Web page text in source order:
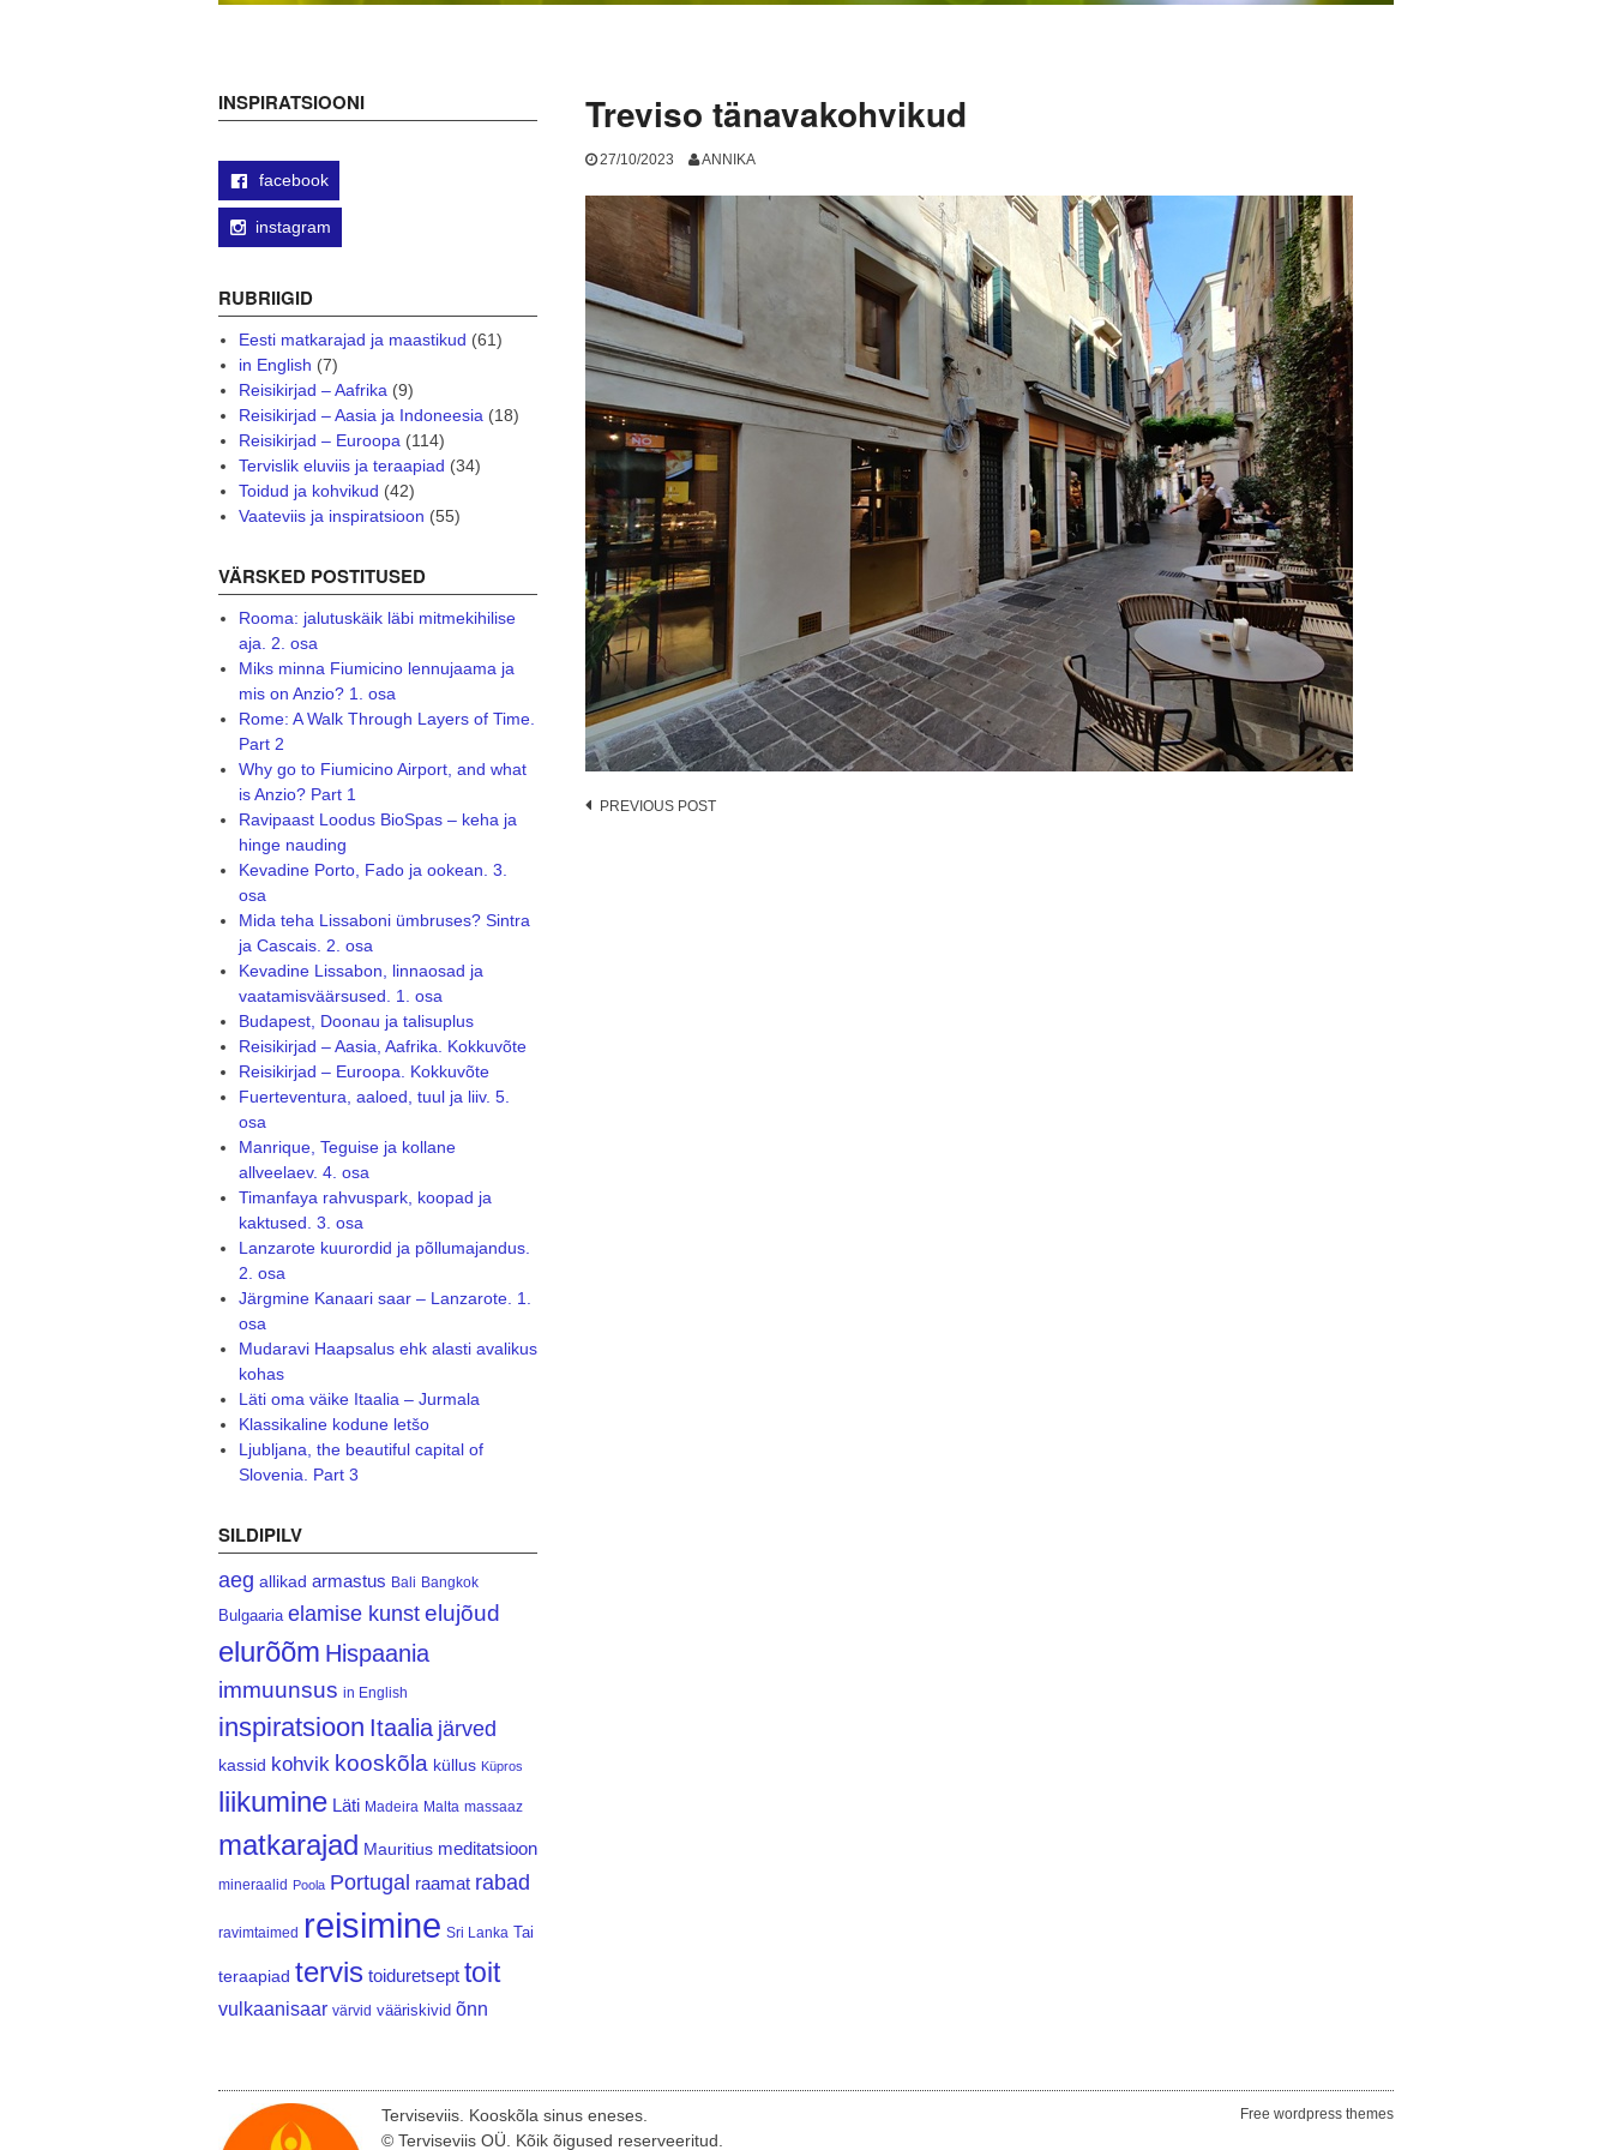
Treviso tänavakohvikud
27/10/2023 ANNIKA
Post
PREVIOUS POST
INSPIRATSIOONI
facebook
instagram
RUBRIIGID
Eesti matkarajad ja maastikud (61)
in English (7)
Reisikirjad – Aafrika(9)
Reisikirjad – Aasia ja Indoneesia(18)
Reisikirjad – Euroopa(114)
Tervislik eluviis ja teraapiad (34)
Toidud ja kohvikud (42)
Vaateviis ja inspiratsioon (55)
VÄRSKED POSTITUSED
Rooma: jalutuskäik läbi mitmekihilise
aja. 2. osa
Miks minna Fiumicino lennujaama ja
mis on Anzio? 1. osa
Rome: A Walk Through Layers of Time.
Part 2
Why go to Fiumicino Airport, and what
is Anzio? Part 1
Ravipaast Loodus BioSpas – keha ja
hinge nauding
Kevadine Porto, Fado ja ookean. 3.
osa
Mida teha Lissaboni ümbruses? Sintra
ja Cascais. 2. osa
Kevadine Lissabon, linnaosad ja
vaatamisväärsused. 1. osa
Budapest, Doonau ja talisuplus
Reisikirjad – Aasia, Aafrika. Kokkuvõte
Reisikirjad – Euroopa. Kokkuvõte
Fuerteventura, aaloed, tuul ja liiv. 5.
osa
Manrique, Teguise ja kollane
allveelaev. 4. osa
Timanfaya rahvuspark, koopad ja
kaktused. 3. osa
Lanzarote kuurordid ja põllumajandus.
2. osa
Järgmine Kanaari saar – Lanzarote. 1.
osa
Mudaravi Haapsalus ehk alasti avalikus
kohas
Läti oma väike Itaalia – Jurmala
Klassikaline kodune letšo
Ljubljana, the beautiful capital of
Slovenia. Part 3
SILDIPILV
aeg allikad armastus Bali Bangkok
Bulgaaria elamise kunst elujõud
elurõõm Hispaania
immuunsus in English
inspiratsioon Itaalia järved
kassid kohvik kooskõla küllus Küpros
liikumine Läti Madeira Malta massaaz
matkarajad Mauritius meditatsioon
mineraalid Poola Portugal raamat rabad
ravimtaimed reisimine Sri Lanka Tai
teraapiad tervis toiduretsept toit
vulkaanisaar värvid vääriskivid õnn
Terviseviis. Kooskõla sinus eneses.
© Terviseviis OÜ. Kõik õigused reserveeritud.
Free wordpress themes